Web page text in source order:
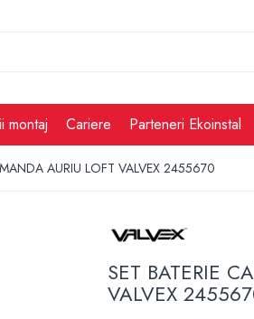
montaj Cariere Parteneri Ekoinstal
AURIU LOFT VALVEX 2455670
SET BATERIE
VALVEX